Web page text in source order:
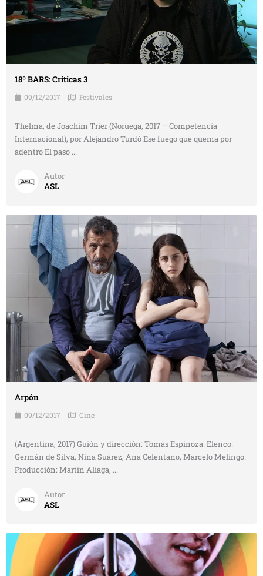
18º BARS: Críticas 3
09/12/2017 Festivales
Thelma, de Joachim Trier (Noruega, 2017 – Competencia
Internacional), por Alejandro Turdó Ese fuego que quema por
adentro El paso ...
Autor
ASL
Arpón
09/12/2017 Cine
(Argentina, 2017) Guión y dirección: Tomás Espinoza. Elenco:
Germán de Silva, Nina Suárez, Ana Celentano, Marcelo Melingo.
Producción: Martin Aliaga, ...
Autor
ASL